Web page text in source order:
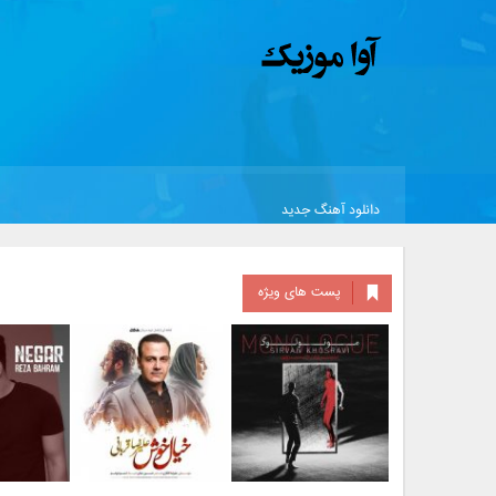
دانلود آهنگ جدید
پست های ویژه